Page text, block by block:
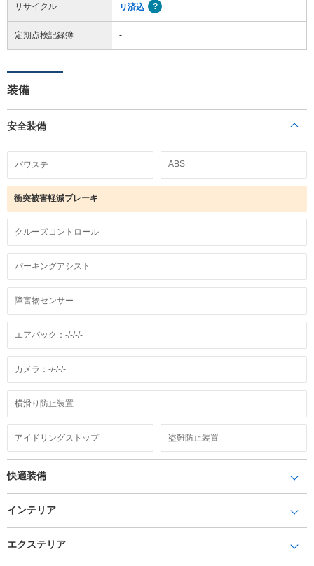
リサイクル リ済込
定期点検記録簿 -
装備
安全装備
パワステ ABS
衝突被害軽減ブレーキ
クルーズコントロール
パーキングアシスト
障害物センサー
エアバック：-/-/-/-
カメラ：-/-/-/-
横滑り防止装置
アイドリングストップ 盗難防止装置
快適装備
インテリア
エクステリア